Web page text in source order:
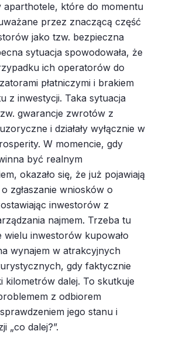
aparthotele, które do momentu
przez znaczącą część
jako tzw. bezpieczna
sytuacja spowodowała, że
ich operatorów do
płatniczymi i brakiem
z inwestycji. Taka sytuacja
gwarancje zwrotów z
i działały wyłącznie w
W momencie, gdy
być realnym
okazało się, że już pojawiają
zgłaszanie wniosków o
inwestorów z
najmem. Trzeba tu
wielu inwestorów kupowało
wynajem w atrakcyjnych
gdy faktycznie
kilometrów dalej. To skutkuje
z odbiorem
jego stanu i
„co dalej?”.